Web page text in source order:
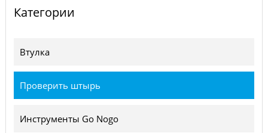
Категории
Втулка
Проверить штырь
Инструменты Go Nogo